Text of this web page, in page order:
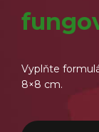
Vyplňte
8×8 cm.